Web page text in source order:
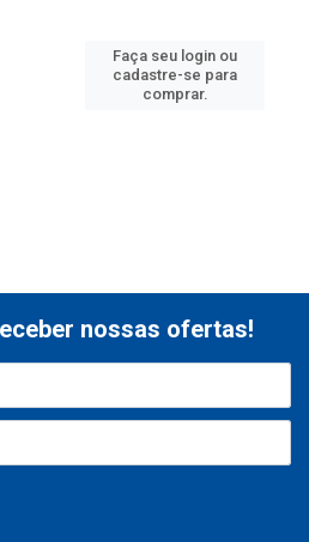
Faça seu login ou
cadastre-se para
comprar.
nossas ofertas!